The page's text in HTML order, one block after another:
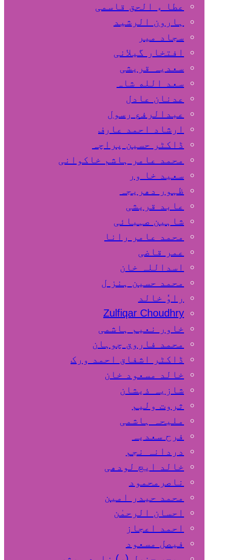
عطا ء الحق قاسمی
ہارون الرشید
سجاد میر
افتخار گیلانی
سعدیہ قریشی
سعد الله شاہ
عدنان عادل
عبدالرفع رسول
ارشاد احمد عارف
ڈاکٹر حسین پراچہ
محمد عامر ہاشم خاکوانی
سعید خا ور
ظہور دھریجہ
عابد قریشی
شاہین صہبائی
محمد عامر رانا
عمر قاضی
اسداللہ خان
محمد حسین ہنز ل
راوٗ خالد
Zulfiqar Choudhry
خاور نعیم ہاشمی
محمد فاروق چوہان
ڈاکٹر اشفاق احمد ورک
خالد مسعود خان
شازیہ ذیشان
ثروت ولیم
ملیحہ ہاشمی
فرح سعدیہ
دردانہ نجم
خالد ایچ لودھی
ناصرمحمود
محمد حیدر امین
احسان الرحمٰن
احمد اعجاز
فیصل مسعود